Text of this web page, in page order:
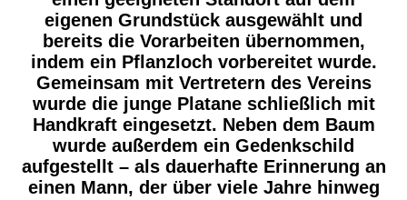
eigenen Grundstück ausgewählt und
bereits die Vorarbeiten übernommen,
indem ein Pflanzloch vorbereitet wurde.
Gemeinsam mit Vertretern des Vereins
wurde die junge Platane schließlich mit
Handkraft eingesetzt. Neben dem Baum
wurde außerdem ein Gedenkschild
aufgestellt – als dauerhafte Erinnerung an
einen Mann, der über viele Jahre hinweg